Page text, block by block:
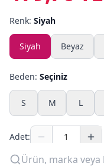
Markalar
Plaj & Mayo
Yazlık Pijama
Kampanyalar
Yeni Gelenler
OUTLET
Renk: Siyah
Siyah Beyaz
Beden: Seçiniz
S M L
Adet: